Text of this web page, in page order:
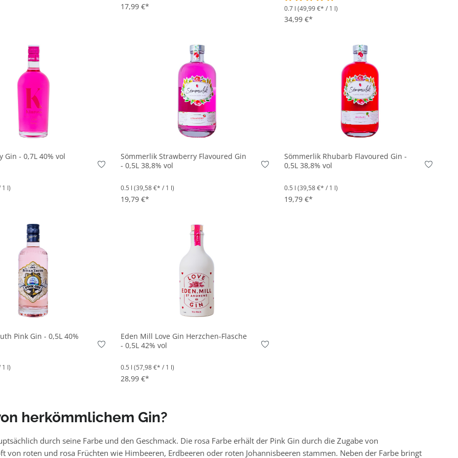
17,99 €* Durchschnittliche Bewertung von 5 von 5 Sternen
0.7 l (49,99 €* / 1 l)
34,99 €*
Gin - 0,7L 40% vol
l)
In den Korb
Sömmerlik Strawberry Flavoured Gin
- 0,5L 38,8% vol
0.5 l (39,58 €* / 1 l)
19,79 €*
In den Korb
Sömmerlik Rhubarb Flavoured Gin -
0,5L 38,8% vol
0.5 l (39,58 €* / 1 l)
19,79 €*
In den Korb
Pink Gin - 0,5L 40%
l)
In den Korb
Eden Mill Love Gin Herzchen-Flasche
- 0,5L 42% vol
0.5 l (57,98 €* / 1 l)
28,99 €*
In den Korb
herkömmlichem Gin?
durch seine Farbe und den Geschmack. Die rosa Farbe erhält der Pink Gin durch die Zugabe von
roten und rosa Früchten wie Himbeeren, Erdbeeren oder roten Johannisbeeren stammen. Neben der Farbe bringt